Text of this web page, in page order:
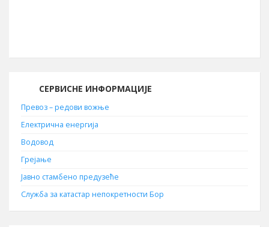
СЕРВИСНЕ ИНФОРМАЦИЈЕ
Превоз – редови вожње
Електрична енергија
Водовод
Грејање
Јавно стамбено предузеће
Служба за катастар непокретности Бор